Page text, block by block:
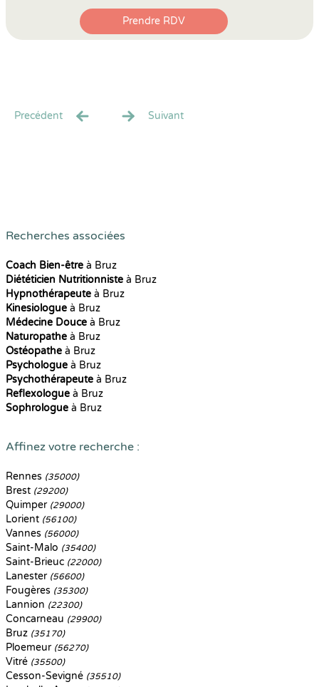
Prendre RDV
Precédent Suivant
Recherches associées
Coach Bien-être à Bruz
Diététicien Nutritionniste à Bruz
Hypnothérapeute à Bruz
Kinesiologue à Bruz
Médecine Douce à Bruz
Naturopathe à Bruz
Ostéopathe à Bruz
Psychologue à Bruz
Psychothérapeute à Bruz
Reflexologue à Bruz
Sophrologue à Bruz
Affinez votre recherche :
Rennes (35000)
Brest (29200)
Quimper (29000)
Lorient (56100)
Vannes (56000)
Saint-Malo (35400)
Saint-Brieuc (22000)
Lanester (56600)
Fougères (35300)
Lannion (22300)
Concarneau (29900)
Bruz (35170)
Ploemeur (56270)
Vitré (35500)
Cesson-Sevigné (35510)